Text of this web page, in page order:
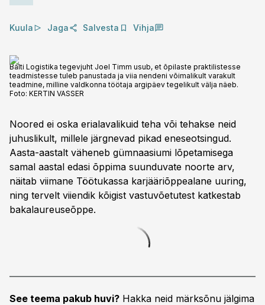
Kuula Jaga Salvesta Vihja
Balti Logistika tegevjuht Joel Timm usub, et õpilaste praktilistesse
teadmistesse tuleb panustada ja viia nendeni võimalikult varakult
teadmine, milline valdkonna töötaja argipäev tegelikult välja näeb.
Foto: KERTIN VASSER
Noored ei oska erialavalikuid teha või tehakse neid
juhuslikult, millele järgnevad pikad eneseotsingud.
Aasta-aastalt väheneb gümnaasiumi lõpetamisega
samal aastal edasi õppima suunduvate noorte arv,
näitab viimane Töötukassa karjääriõppealane uuring,
ning tervelt viiendik kõigist vastuvõetutest katkestab
bakalaureuseõppe.
See teema pakub huvi? Hakka neid märksõnu jälgima